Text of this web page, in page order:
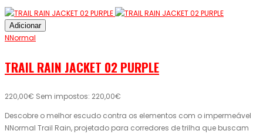
Adicionar
NNormal
TRAIL RAIN JACKET 02 PURPLE
220,00€ Sem impostos: 220,00€
Descobre o melhor escudo contra os elementos com o impermeável
NNormal Trail Rain, projetado para corredores de trilha que buscam